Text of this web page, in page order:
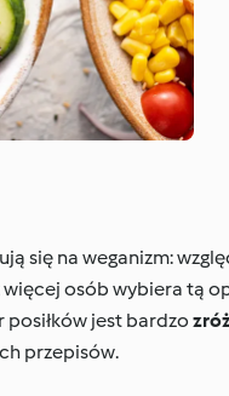
się na weganizm:
więcej osób wybiera tą
jest bardzo
przepisów.